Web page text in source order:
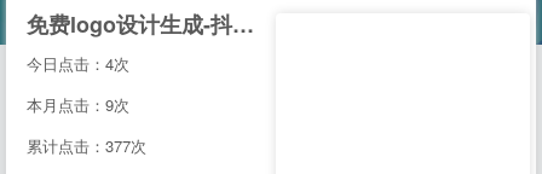
免费logo设计生成-抖音小店logo-logo在线制作-免费头像设计-丢盖网
今日点击：4次
本月点击：9次
累计点击：377次